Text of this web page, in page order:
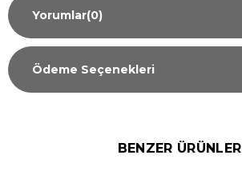
Yorumlar(0)
Ödeme Seçenekleri
BENZER ÜRÜNLER